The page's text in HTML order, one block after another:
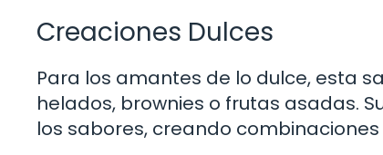
Creaciones Dulces
Para los amantes de lo dulce, esta
helados, brownies o frutas asadas.
los sabores, creando